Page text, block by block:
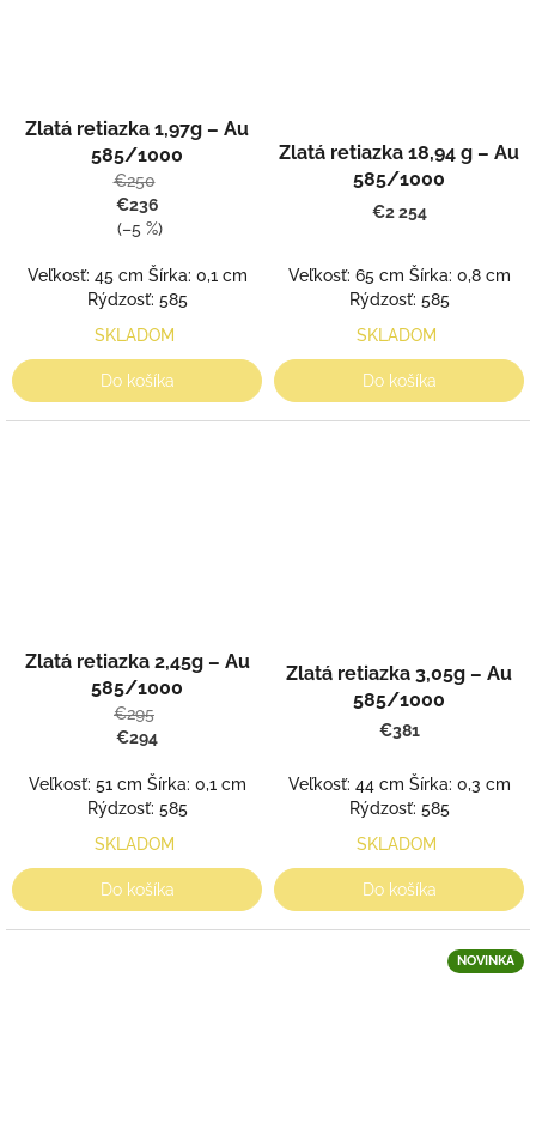
Zlatá retiazka 1,97g – Au
585/1000
€250
€236
(–5 %)
Veľkosť: 45 cm Šírka: 0,1 cm
Rýdzosť: 585
SKLADOM
Do košíka
Zlatá retiazka 18,94 g – Au
585/1000
€2 254
Veľkosť: 65 cm Šírka: 0,8 cm
Rýdzosť: 585
SKLADOM
Do košíka
Zlatá retiazka 2,45g – Au
585/1000
€295
€294
Veľkosť: 51 cm Šírka: 0,1 cm
Rýdzosť: 585
SKLADOM
Do košíka
Zlatá retiazka 3,05g – Au
585/1000
€381
Veľkosť: 44 cm Šírka: 0,3 cm
Rýdzosť: 585
SKLADOM
Do košíka
NOVINKA